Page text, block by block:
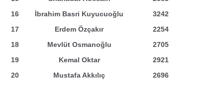
16
İbrahim Basri Kuyucuoğlu
3242
17
Erdem Özçakır
2254
18
Mevlüt Osmanoğlu
2705
19
Kemal Oktar
2921
20
Mustafa Akkılıç
2696